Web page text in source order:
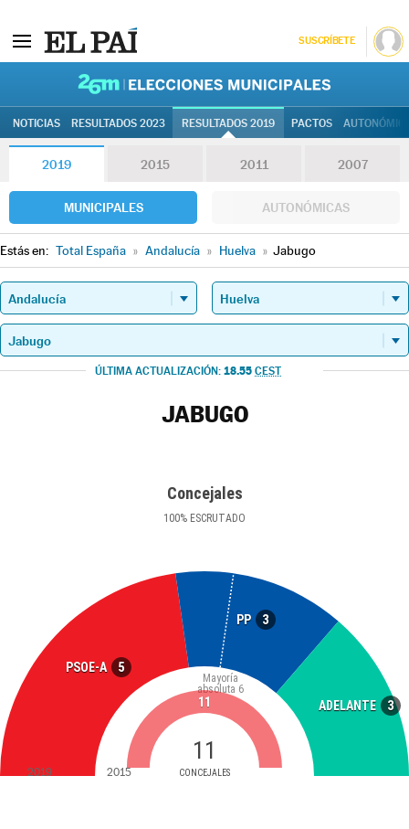
SUSCRÍBETE
NOTICIAS RESULTADOS 2023 RESULTADOS 2019 PACTOS
2019 2015 2011 2007
MUNICIPALES AUTONÓMICAS
Estás en: Total España » Andalucía » Huelva » Jabugo
ÚLTIMA ACTUALIZACIÓN: 18.55 CEST
JABUGO
Concejales
100% ESCRUTADO
PSOE-A 5
PP 3
ADELANTE 3
11
CONCEJALES
Mayoría
absoluta 6
11
2019 2015